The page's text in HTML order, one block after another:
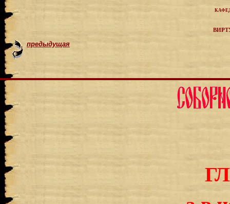
предыдущая